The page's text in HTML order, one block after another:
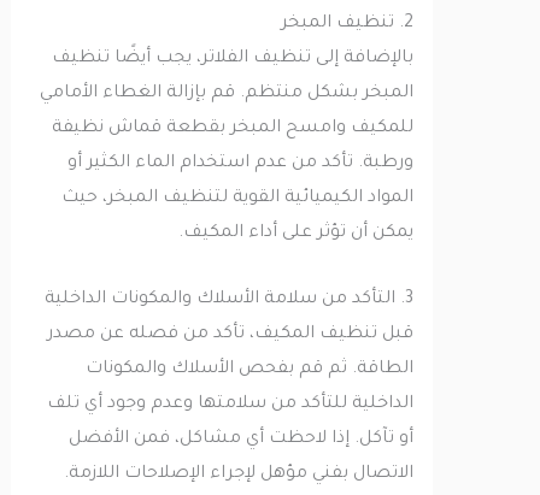
بالإضافة إلى تنظيف الفلاتر، يجب أيضًا تنظيف
المبخر بشكل منتظم. قم بإزالة الغطاء الأمامي
للمكيف وامسح المبخر بقطعة قماش نظيفة
ورطبة. تأكد من عدم استخدام الماء الكثير أو
المواد الكيميائية القوية لتنظيف المبخر، حيث
يمكن أن تؤثر على أداء المكيف.
قبل تنظيف المكيف، تأكد من فصله عن مصدر
الطاقة. ثم قم بفحص الأسلاك والمكونات
الداخلية للتأكد من سلامتها وعدم وجود أي تلف
أو تآكل. إذا لاحظت أي مشاكل، فمن الأفضل
الاتصال بفني مؤهل لإجراء الإصلاحات اللازمة.